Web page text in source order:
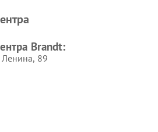
Brandt:
Ленина, 89